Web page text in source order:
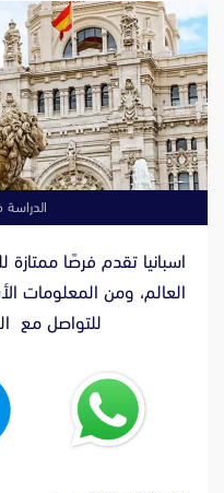
الدراسة
اسبانيا تقدم فرصًا
العالم، ومن المعلومات
للتواصل مع